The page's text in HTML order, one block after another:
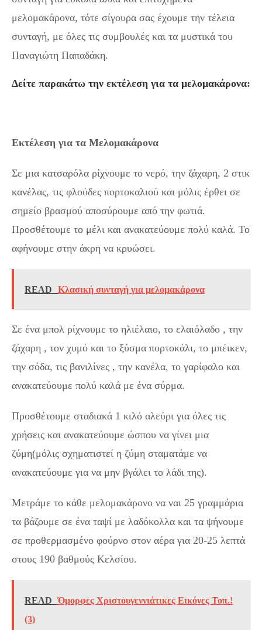
μελομακάρονα, τότε σίγουρα σας έχουμε την τέλεια
συνταγή, με όλες τις συμβουλές και τα μυστικά του
Παναγιώτη Παπαδάκη.
Δείτε παρακάτω την εκτέλεση για τα μελομακάρονα:
Εκτέλεση για τα Μελομακάρονα
Σε μια κατσαρόλα ρίχνουμε το νερό, την ζάχαρη, 2 στικ
κανέλας, τις φλούδες πορτοκαλιού και μόλις έρθει σε
σημείο βρασμού αποσύρουμε από την φωτιά.
Προσθέτουμε το μέλι και ανακατεύουμε πολύ καλά. Το
αφήνουμε στην άκρη να κρυώσει.
READ Κλασική συνταγή για μελομακάρονα
Σε ένα μπολ ρίχνουμε το ηλιέλαιο, το ελαιόλαδο , την
ζάχαρη , τον χυμό και το ξύσμα πορτοκάλι, το μπέικεν,
την σόδα, τις βανιλίνες , την κανέλα, το γαρίφαλο και
ανακατεύουμε πολύ καλά με ένα σύρμα.
Προσθέτουμε σταδιακά 1 κιλό αλεύρι για όλες τις
χρήσεις και ανακατεύουμε ώσπου να γίνει μια
ζύμη(μόλις σχηματιστεί η ζύμη σταματάμε να
ανακατεύουμε για να μην βγάλει το λάδι της).
Μετράμε το κάθε μελομακάρονο να ναι 25 γραμμάρια
τα βάζουμε σε ένα ταψί με λαδόκολλα και τα ψήνουμε
σε προθερμασμένο φούρνο στον αέρα για 20-25 λεπτά
στους 190 βαθμούς Κελσίου.
READ
Όμορφες Χριστουγεννιάτικες Εικόνες Τοπ.!
(3)